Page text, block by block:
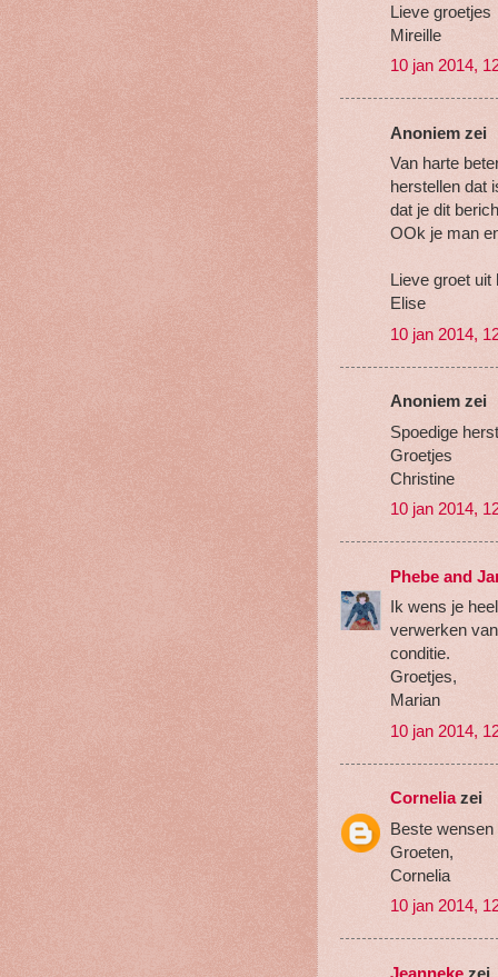
Lieve groetjes
Mireille
10 jan 2014,
Anoniem zei
Van harte
herstellen dat
dat je dit
OOk je man
Lieve groet uit
Elise
10 jan 2014,
Anoniem zei
Spoedige
Groetjes
Christine
10 jan 2014,
Phebe and
Ik wens je
verwerken
conditie.
Groetjes,
Marian
10 jan 2014,
Corneliazei
Beste
Groeten,
Cornelia
10 jan 2014,
Jeanneke zei